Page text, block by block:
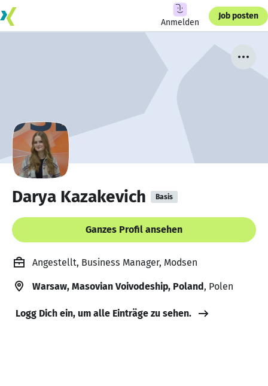
Anmelden
Job posten
Darya Kazakevich Basis
Ganzes Profil ansehen
Angestellt, Business Manager, Modsen
Warsaw, Masovian Voivodeship, Poland, Polen
Logg Dich ein, um alle Einträge zu sehen.